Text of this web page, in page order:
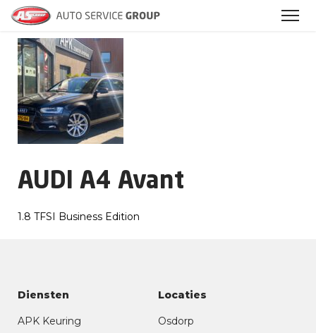
Archieven
AUDI A4 Avant
1.8 TFSI Business Edition
Diensten
APK Keuring
Locaties
Osdorp